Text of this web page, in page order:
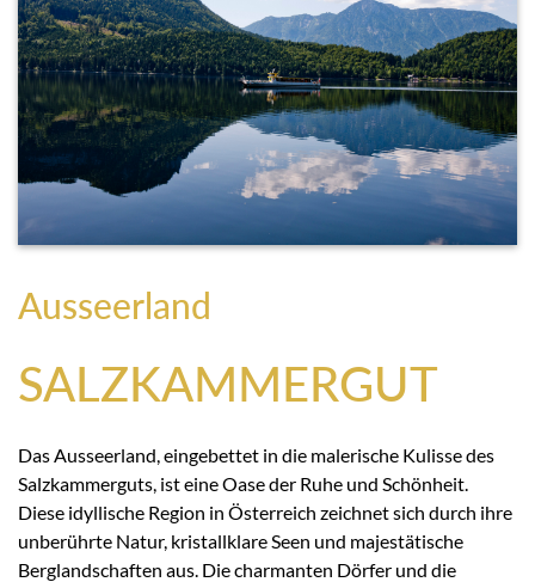
Ausseerland
SALZKAMMERGUT
Das Ausseerland, eingebettet in die malerische Kulisse des
Salzkammerguts, ist eine Oase der Ruhe und Schönheit.
Diese idyllische Region in Österreich zeichnet sich durch ihre
unberührte Natur, kristallklare Seen und majestätische
Berglandschaften aus. Die charmanten Dörfer und die